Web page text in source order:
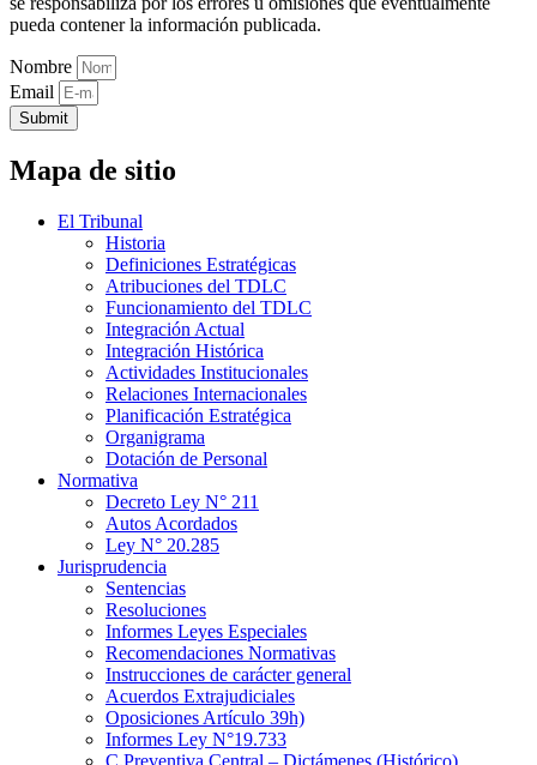
pueda contener la información publicada.
Nombre
Email
Submit
Mapa de sitio
El Tribunal
Historia
Definiciones Estratégicas
Atribuciones del TDLC
Funcionamiento del TDLC
Integración Actual
Integración Histórica
Actividades Institucionales
Relaciones Internacionales
Planificación Estratégica
Organigrama
Dotación de Personal
Normativa
Decreto Ley N° 211
Autos Acordados
Ley N° 20.285
Jurisprudencia
Sentencias
Resoluciones
Informes Leyes Especiales
Recomendaciones Normativas
Instrucciones de carácter general
Acuerdos Extrajudiciales
Oposiciones Artículo 39h)
Informes Ley N°19.733
C.Preventiva Central – Dictámenes (Histórico)